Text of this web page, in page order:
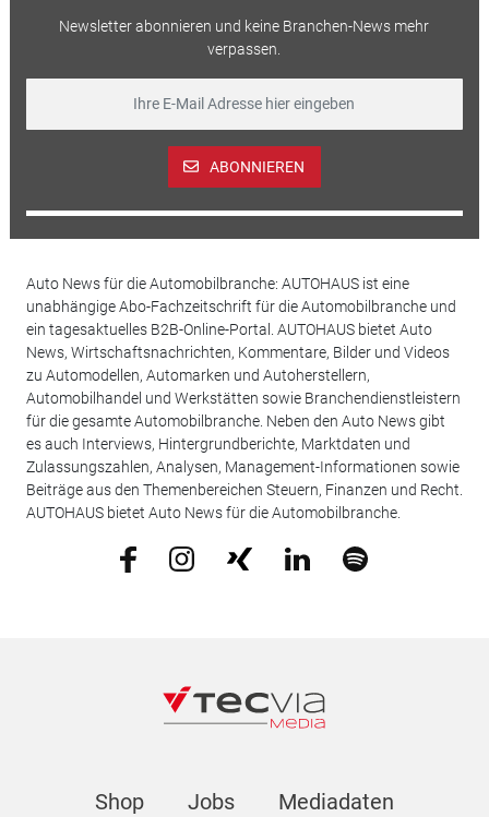
Newsletter abonnieren und keine Branchen-News mehr
verpassen.
ABONNIEREN
Auto News für die Automobilbranche: AUTOHAUS ist eine
unabhängige Abo-Fachzeitschrift für die Automobilbranche und
ein tagesaktuelles B2B-Online-Portal. AUTOHAUS bietet Auto
News, Wirtschaftsnachrichten, Kommentare, Bilder und Videos
zu Automodellen, Automarken und Autoherstellern,
Automobilhandel und Werkstätten sowie Branchendienstleistern
für die gesamte Automobilbranche. Neben den Auto News gibt
es auch Interviews, Hintergrundberichte, Marktdaten und
Zulassungszahlen, Analysen, Management-Informationen sowie
Beiträge aus den Themenbereichen Steuern, Finanzen und Recht.
AUTOHAUS bietet Auto News für die Automobilbranche.
Shop Jobs Mediadaten